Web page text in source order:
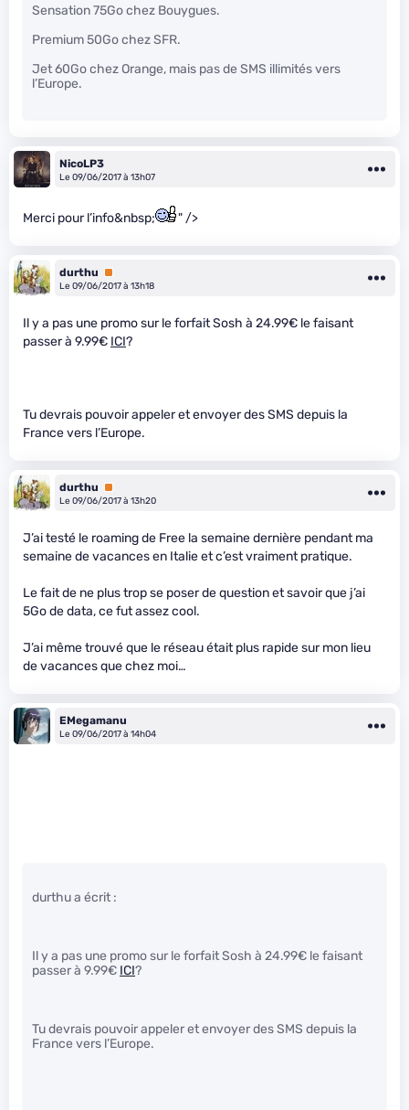
Sensation 75Go chez Bouygues.
Premium 50Go chez SFR.
Jet 60Go chez Orange, mais pas de SMS illimités vers
l’Europe.
NicoLP3
Le 09/06/2017 à 13h07
Merci pour l’info&nbsp; " />
durthu
Premium
Le 09/06/2017 à 13h18
Il y a pas une promo sur le forfait Sosh à 24.99€ le faisant
passer à 9.99€ ICI?
Tu devrais pouvoir appeler et envoyer des SMS depuis la
France vers l’Europe.
durthu
Premium
Le 09/06/2017 à 13h20
J’ai testé le roaming de Free la semaine dernière pendant ma
semaine de vacances en Italie et c’est vraiment pratique.
Le fait de ne plus trop se poser de question et savoir que j’ai
5Go de data, ce fut assez cool.
J’ai même trouvé que le réseau était plus rapide sur mon lieu
de vacances que chez moi…
EMegamanu
Le 09/06/2017 à 14h04
durthu a écrit :
Il y a pas une promo sur le forfait Sosh à 24.99€ le faisant
passer à 9.99€ ICI?
Tu devrais pouvoir appeler et envoyer des SMS depuis la
France vers l’Europe.